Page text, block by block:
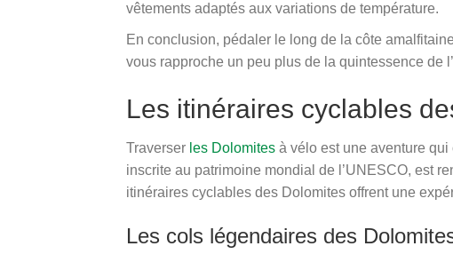
vêtements adaptés aux variations de température.
En conclusion, pédaler le long de la côte
vous rapproche un peu plus de la quintessence de
Les itinéraires cyclables
Traverser les Dolomites à vélo est une aventure
inscrite au patrimoine mondial de l’UNESCO, est
itinéraires cyclables des Dolomites offrent une
Les cols légendaires des